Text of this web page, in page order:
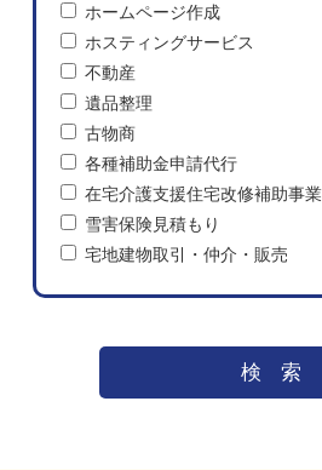
ホームページ作成
ホスティングサービス
不動産
遺品整理
古物商
各種補助金申請代行
在宅介護支援住宅改修補助事
雪害保険見積もり
宅地建物取引・仲介・販売
検索